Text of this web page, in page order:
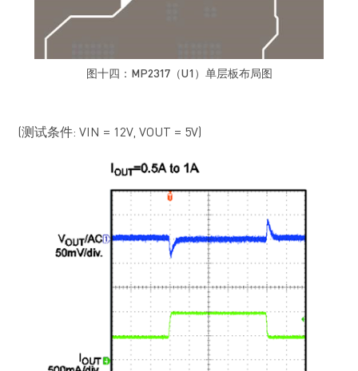
图十四：MP2317（U1）单层板布局图
(测试条件: VIN = 12V, VOUT = 5V)